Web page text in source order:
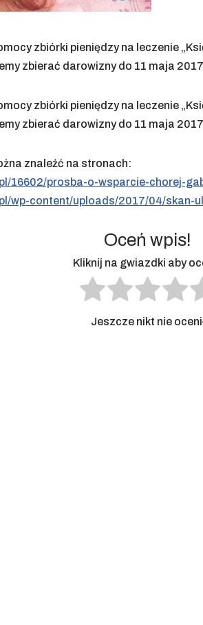
zbiórki pieniędzy na leczenie
zbierać darowizny do 11 maja 2017
zbiórki pieniędzy na leczenie
zbierać darowizny do 11 maja 2017
znaleźć na stronach:
16602/prosba-o-wsparcie-chorej-
wp-content/uploads/2017/04/skan-
Oceń wpis!
Kliknij na gwiazdki aby
Jeszcze nikt nie